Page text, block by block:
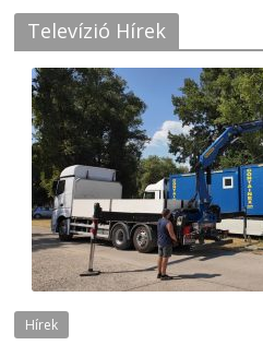
Televízió Hírek
Hírek